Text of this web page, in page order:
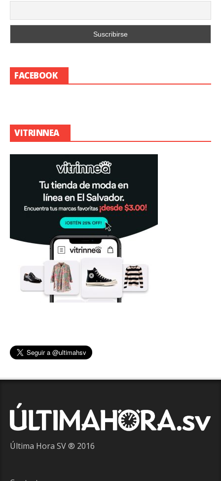
FACEBOOK
VITRINNEA
Última Hora SV ® 2016